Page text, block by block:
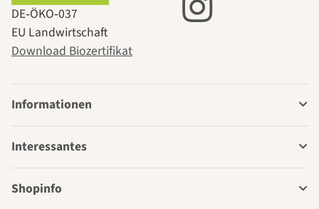
DE‑ÖKO‑037
EU Landwirtschaft
Download Biozertifikat
Informationen
Interessantes
Shopinfo